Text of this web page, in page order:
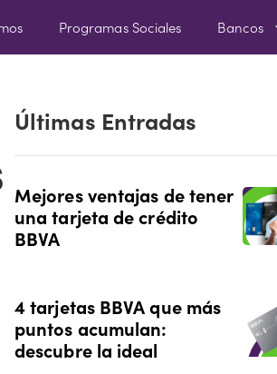
Programas Sociales Bancos
Últimas Entradas
Mejores ventajas de tener
una tarjeta de crédito
BBVA
4 tarjetas BBVA que más
puntos acumulan:
descubre la ideal